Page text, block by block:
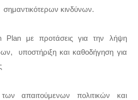
κινδύνων.
Plan με προτάσεις για την λήψη
υποστήριξη και καθοδήγηση για
απαιτούμενων πολιτικών και